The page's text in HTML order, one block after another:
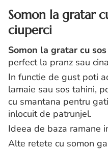
Somon la gratar
ciuperci
Somon la gratar cu
perfect la pranz sau
In functie de gust poti
lamaie sau sos tahini,
cu smantana pentru
inlocuit de patrunjel.
Ideea de baza ramane
Alte retete cu somon